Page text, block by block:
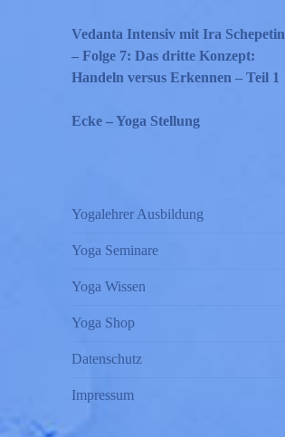
Vedanta Intensiv mit Ira Schepetin
– Folge 7: Das dritte Konzept:
Handeln versus Erkennen – Teil 1
Ecke – Yoga Stellung
Yogalehrer Ausbildung
Yoga Seminare
Yoga Wissen
Yoga Shop
Datenschutz
Impressum